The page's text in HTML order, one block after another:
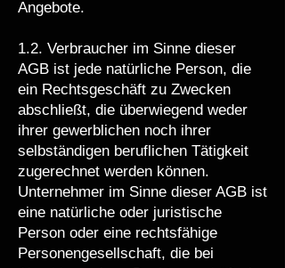
Angebote.
1.2. Verbraucher im Sinne dieser
AGB ist jede natürliche Person, die
ein Rechtsgeschäft zu Zwecken
abschließt, die überwiegend weder
ihrer gewerblichen noch ihrer
selbständigen beruflichen Tätigkeit
zugerechnet werden können.
Unternehmer im Sinne dieser AGB ist
eine natürliche oder juristische
Person oder eine rechtsfähige
Personengesellschaft, die bei